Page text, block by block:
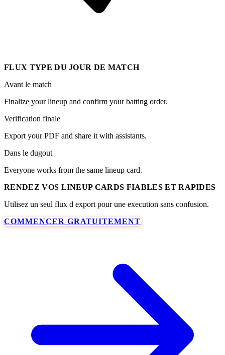
FLUX TYPE DU JOUR DE MATCH
Avant le match
Finalize your lineup and confirm your batting order.
Verification finale
Export your PDF and share it with assistants.
Dans le dugout
Everyone works from the same lineup card.
RENDEZ VOS LINEUP CARDS FIABLES ET RAPIDES
Utilisez un seul flux d export pour une execution sans confusion.
COMMENCER GRATUITEMENT